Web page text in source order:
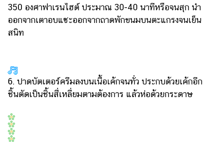
350 องศาฟาเรนไฮต์ ประมาณ 30-40 นาทีหรือจนสุก นำ
ออกจากเตาอบแซะออกจากถาดพักขนมบนตะแกรงจนเย็น
สนิท
6. ปาดบัตเตอร์ครีมลงบนเนื้อเค้กจนทั่ว ประกบด้วยเค้กอีก
ชิ้นตัดเป็นชิ้นสี่เหลี่ยมตามต้องการ แล้วห่อด้วยกระดาษ